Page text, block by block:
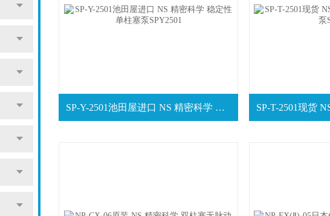
SP-Y-2501池田屋进口 NS 精密科学 稳定性单柱塞泵SPY2501